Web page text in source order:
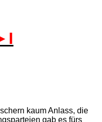
kaum Anlass, die
gab es fürs